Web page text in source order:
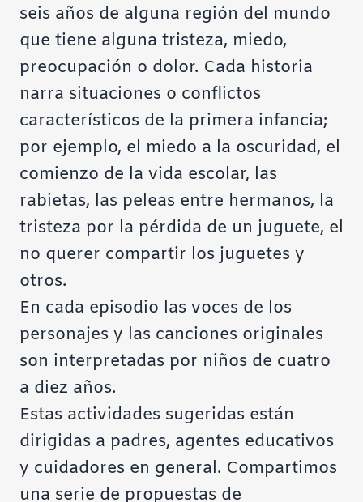
seis años de alguna región del mundo
que tiene alguna tristeza, miedo,
preocupación o dolor. Cada historia
narra situaciones o conflictos
característicos de la primera infancia;
por ejemplo, el miedo a la oscuridad, el
comienzo de la vida escolar, las
rabietas, las peleas entre hermanos, la
tristeza por la pérdida de un juguete, el
no querer compartir los juguetes y
otros.
En cada episodio las voces de los
personajes y las canciones originales
son interpretadas por niños de cuatro
a diez años.
Estas actividades sugeridas están
dirigidas a padres, agentes educativos
y cuidadores en general. Compartimos
una serie de propuestas de